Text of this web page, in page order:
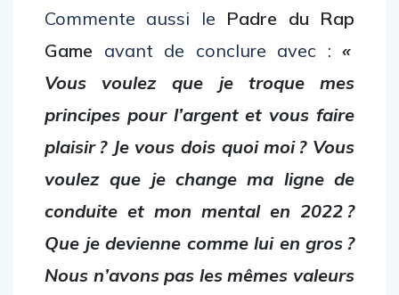
Commente aussi le Padre du Rap
Game avant de conclure avec : «
Vous voulez que je troque mes
principes pour l’argent et vous faire
plaisir ? Je vous dois quoi moi ? Vous
voulez que je change ma ligne de
conduite et mon mental en 2022 ?
Que je devienne comme lui en gros ?
Nous n’avons pas les mêmes valeurs